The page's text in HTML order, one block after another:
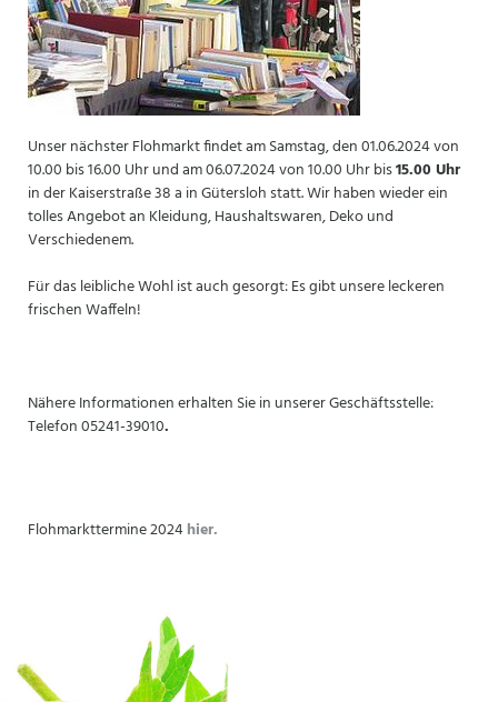
Unser nächster Flohmarkt findet am Samstag, den 01.06.2024 von
10.00 bis 16.00 Uhr und am 06.07.2024 von 10.00 Uhr bis15.00 Uhr
in der Kaiserstraße 38 a in Gütersloh statt. Wir haben wieder ein
tolles Angebot an Kleidung, Haushaltswaren, Deko und
Verschiedenem.
Für das leibliche Wohl ist auch gesorgt: Es gibt unsere leckeren
frischen Waffeln!
Nähere Informationen erhalten Sie in unserer Geschäftsstelle:
Telefon 05241-39010.
Flohmarkttermine 2024hier.